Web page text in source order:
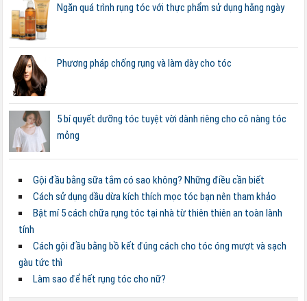
Ngăn quá trình rụng tóc với thực phẩm sử dụng hằng ngày
Phương pháp chống rụng và làm dày cho tóc
5 bí quyết dưỡng tóc tuyệt vời dành riêng cho cô nàng tóc
mỏng
Gội đầu bằng sữa tắm có sao không? Những điều cần biết
Cách sử dụng dầu dừa kích thích mọc tóc bạn nên tham khảo
Bật mí 5 cách chữa rụng tóc tại nhà từ thiên thiên an toàn lành
tính
Cách gội đầu bằng bồ kết đúng cách cho tóc óng mượt và sạch
gàu tức thì
Làm sao để hết rụng tóc cho nữ?